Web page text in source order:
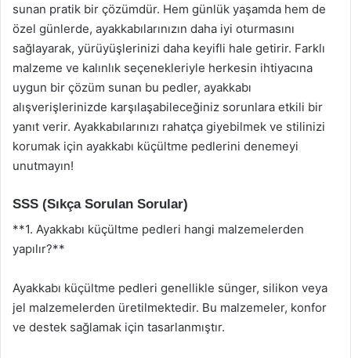
sunan pratik bir çözümdür. Hem günlük yaşamda hem de
özel günlerde, ayakkabılarınızın daha iyi oturmasını
sağlayarak, yürüyüşlerinizi daha keyifli hale getirir. Farklı
malzeme ve kalınlık seçenekleriyle herkesin ihtiyacına
uygun bir çözüm sunan bu pedler, ayakkabı
alışverişlerinizde karşılaşabileceğiniz sorunlara etkili bir
yanıt verir. Ayakkabılarınızı rahatça giyebilmek ve stilinizi
korumak için ayakkabı küçültme pedlerini denemeyi
unutmayın!
SSS (Sıkça Sorulan Sorular)
**1. Ayakkabı küçültme pedleri hangi malzemelerden
yapılır?**
Ayakkabı küçültme pedleri genellikle sünger, silikon veya
jel malzemelerden üretilmektedir. Bu malzemeler, konfor
ve destek sağlamak için tasarlanmıştır.